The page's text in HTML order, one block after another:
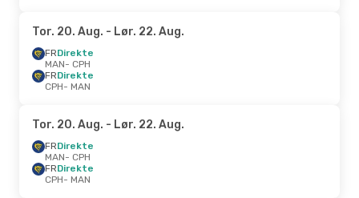
Tor. 20. Aug. - Lør. 22. Aug.
FRDirekte
MAN- CPH
FRDirekte
CPH- MAN
Tor. 20. Aug. - Lør. 22. Aug.
FRDirekte
MAN- CPH
FRDirekte
CPH- MAN